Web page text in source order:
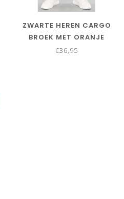
ZWARTE HEREN CARGO
BROEK MET ORANJE
DETAILS
€36,95